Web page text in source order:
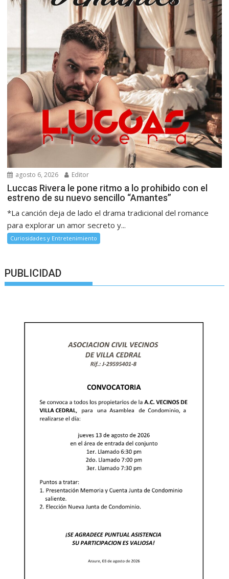
agosto 6, 2026 Editor
Luccas Rivera le pone ritmo a lo prohibido con el
estreno de su nuevo sencillo “Amantes”
*La canción deja de lado el drama tradicional del romance
para explorar un amor secreto y...
Curiosidades y Entretenimiento
PUBLICIDAD